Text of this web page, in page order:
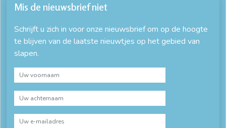
Mis de nieuwsbrief niet
Schrijft u zich in voor onze nieuwsbrief om op de hoogte
te blijven van de laatste nieuwtjes op het gebied van
slapen.